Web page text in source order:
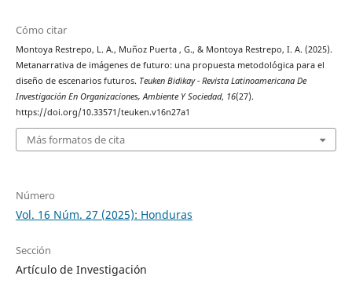
Cómo citar
Montoya Restrepo, L. A., Muñoz Puerta , G., & Montoya Restrepo, I. A. (2025).
Metanarrativa de imágenes de futuro: una propuesta metodológica para el
diseño de escenarios futuros. Teuken Bidikay - Revista Latinoamericana De
Investigación En Organizaciones, Ambiente Y Sociedad, 16(27).
https://doi.org/10.33571/teuken.v16n27a1
Más formatos de cita
Número
Vol. 16 Núm. 27 (2025): Honduras
Sección
Artículo de Investigación